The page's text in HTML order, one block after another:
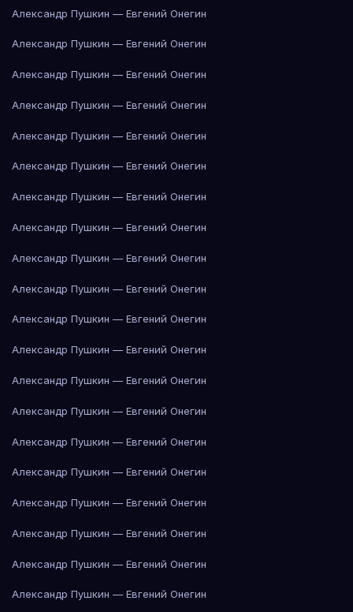
Александр Пушкин — Евгений Онегин
Александр Пушкин — Евгений Онегин
Александр Пушкин — Евгений Онегин
Александр Пушкин — Евгений Онегин
Александр Пушкин — Евгений Онегин
Александр Пушкин — Евгений Онегин
Александр Пушкин — Евгений Онегин
Александр Пушкин — Евгений Онегин
Александр Пушкин — Евгений Онегин
Александр Пушкин — Евгений Онегин
Александр Пушкин — Евгений Онегин
Александр Пушкин — Евгений Онегин
Александр Пушкин — Евгений Онегин
Александр Пушкин — Евгений Онегин
Александр Пушкин — Евгений Онегин
Александр Пушкин — Евгений Онегин
Александр Пушкин — Евгений Онегин
Александр Пушкин — Евгений Онегин
Александр Пушкин — Евгений Онегин
Александр Пушкин — Евгений Онегин